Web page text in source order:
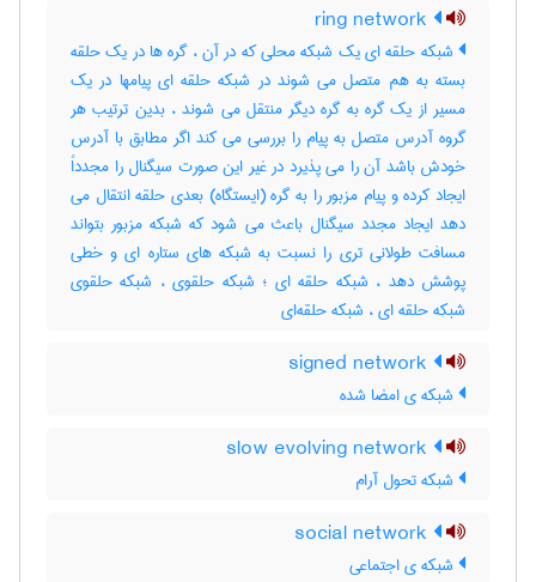
شبکه حلقه ای یک شبکه محلی که در آن ، گره ها در یک حلقه
بسته به هم متصل می شوند در شبکه حلقه ای پیامها در یک
مسیر از یک گره به گره دیگر منتقل می شوند ، بدین ترتیب هر
گروه آدرس متصل به پیام را بررسی می کند اگر مطابق با آدرس
خودش باشد آن را می پذیرد در غیر این صورت سیگنال را مجدداً
ایجاد کرده و پیام مزبور را به گره (ایستگاه) بعدی حلقه انتقال می
دهد ایجاد مجدد سیگنال باعث می شود که شبکه مزبور بتواند
مسافت طولانی تری را نسبت به شبکه های ستاره ای و خطی
پوشش دهد ، شبکه حلقه ای ؛ شبکه حلقوی ، شبکه حلقوی
شبکه حلقه ای ، شبکه حلقه‌ای
شبکه ی امضا شده
شبکه تحول آرام
شبکه ی اجتماعی